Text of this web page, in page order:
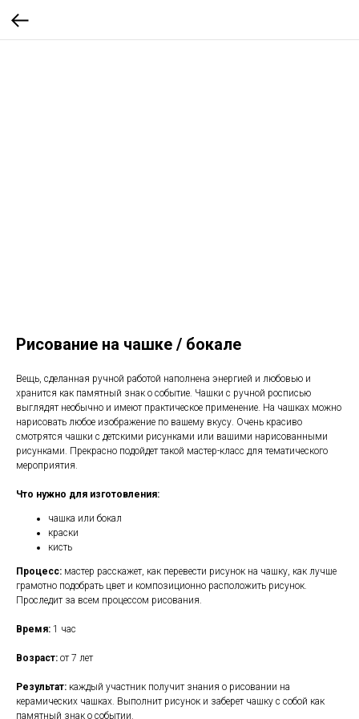
Рисование на чашке / бокале
Вещь, сделанная ручной работой наполнена энергией и любовью и
хранится как памятный знак о событие. Чашки с ручной росписью
выглядят необычно и имеют практическое применение. На чашках можно
нарисовать любое изображение по вашему вкусу. Очень красиво
смотрятся чашки с детскими рисунками или вашими нарисованными
рисунками. Прекрасно подойдет такой мастер-класс для тематического
мероприятия.
Что нужно для изготовления:
чашка или бокал
краски
кисть
Процесс: мастер расскажет, как перевести рисунок на чашку, как лучше
грамотно подобрать цвет и композиционно расположить рисунок.
Проследит за всем процессом рисования.
Время: 1 час
Возраст: от 7 лет
Результат: каждый участник получит знания о рисовании на
керамических чашках. Выполнит рисунок и заберет чашку с собой как
памятный знак о событии.